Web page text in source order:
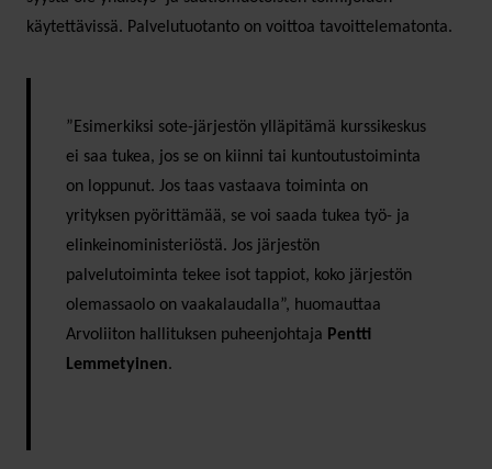
käytettävissä. Palvelutuotanto on voittoa tavoittelematonta.
”Esimerkiksi sote-järjestön ylläpitämä kurssikeskus
ei saa tukea, jos se on kiinni tai kuntoutustoiminta
on loppunut. Jos taas vastaava toiminta on
yrityksen pyörittämää, se voi saada tukea työ- ja
elinkeinoministeriöstä. Jos järjestön
palvelutoiminta tekee isot tappiot, koko järjestön
olemassaolo on vaakalaudalla”, huomauttaa
Arvoliiton hallituksen puheenjohtaja Pentti
Lemmetyinen.